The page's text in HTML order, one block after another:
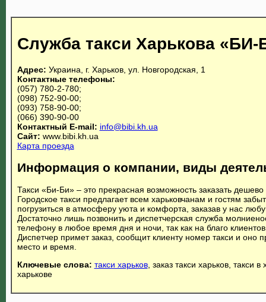
Служба такси Харькова «БИ-
Адрес: Украина, г. Харьков, ул. Новгородская, 1
Контактные телефоны:
(057) 780-2-780;
(098) 752-90-00;
(093) 758-90-00;
(066) 390-90-00
Контактный E-mail: info@bibi.kh.ua
Сайт: www.bibi.kh.ua
Карта проезда
Информация о компании, виды
Такси «Би-Би» – это прекрасная возможность заказать дешево
Городское такси предлагает всем харьковчанам и гостям
погрузиться в атмосферу уюта и комфорта, заказав у нас
Достаточно лишь позвонить и диспетчерская служба
телефону в любое время дня и ночи, так как на благо
Диспетчер примет заказ, сообщит клиенту номер такси и оно
место и время.
Ключевые слова: такси харьков, заказ такси харьков, такси в
харькове